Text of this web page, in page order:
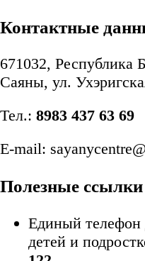
Контактные
671032, Республика
Саяны, ул.
Тел.: 8983 437 63 69
E-mail:
Полезные ссылки
Единый телефон
детей и